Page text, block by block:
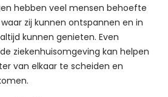
hebben veel mensen behoefte
zij kunnen ontspannen en in
kunnen genieten. Even
ziekenhuisomgeving kan helpen
van elkaar te scheiden en